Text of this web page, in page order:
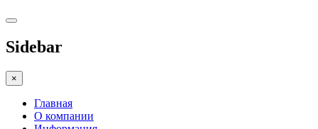
Sidebar
×
Главная
О компании